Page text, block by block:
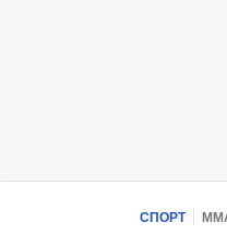
СПОРТ